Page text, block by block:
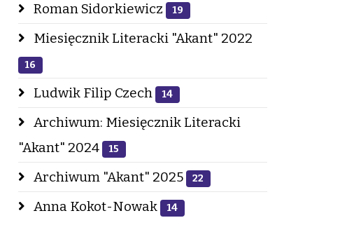
Roman Sidorkiewicz 19
Miesięcznik Literacki "Akant" 2022
16
Ludwik Filip Czech 14
Archiwum: Miesięcznik Literacki
"Akant" 2024
15
Archiwum "Akant" 2025 22
Anna Kokot-Nowak 14